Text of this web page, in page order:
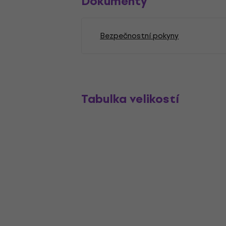
Bezpečnostní pokyny
Tabulka velikostí